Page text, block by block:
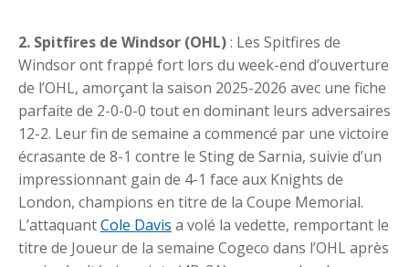
2. Spitfires de Windsor (OHL): Les Spitfires de
Windsor ont frappé fort lors du week-end d’ouverture
de l’OHL, amorçant la saison 2025-2026 avec une fiche
parfaite de 2-0-0-0 tout en dominant leurs adversaires
12-2. Leur fin de semaine a commencé par une victoire
écrasante de 8-1 contre le Sting de Sarnia, suivie d’un
impressionnant gain de 4-1 face aux Knights de
London, champions en titre de la Coupe Memorial.
L’attaquantCole Davis a volé la vedette, remportant le
titre de Joueur de la semaine Cogeco dans l’OHL après